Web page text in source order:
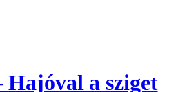
Hajóval a sziget